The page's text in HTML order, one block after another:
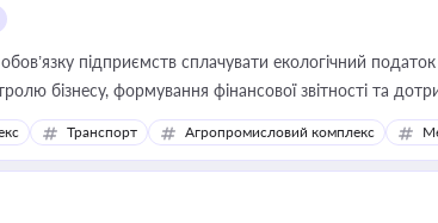
підприємств сплачувати екологічний
бізнесу, формування фінансової звітності та
Транспорт Агропромисловий комплекс